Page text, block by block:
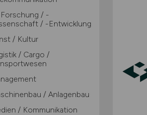
/ -
/ -Entwicklung
/ Kultur
/ Cargo /
/ Anlagenbau
/ Kommunikation